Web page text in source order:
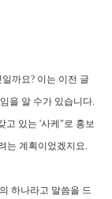
까요? 이는 이전 글
을 알 수가 있습니다.
고 있는 '사케"로 홍보
는 계획이었겠지요.
하나라고 말씀을 드